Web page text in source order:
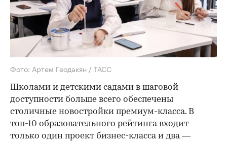
Фото: Артем Геодакян / ТАСС
Школами и детскими садами в шаговой
доступности больше всего обеспечены
столичные новостройки премиум-класса. В
топ-10 образовательного рейтинга входит
только один проект бизнес-класса и два —